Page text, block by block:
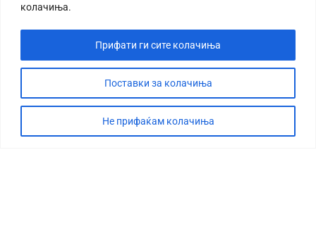
колачиња.
Поставки за колачиња
Не прифаќам колачиња
Прифати ги сите колачиња